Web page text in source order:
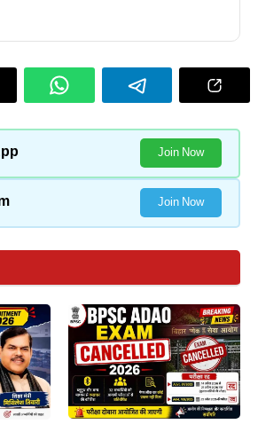
Join Now
Join Now